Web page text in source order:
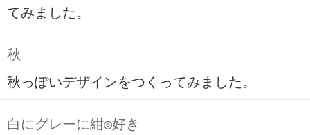
てみました。
秋
秋っぽいデザインをつくってみました。
白にグレーに紺◎好き